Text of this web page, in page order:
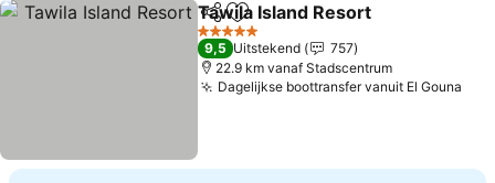
DelenToevoegen aan favorieten
Tawila Island Resort
5 Sterren
9,5 Uitstekend
757
22.9 km vanaf Stadscentrum
Dagelijkse boottransfer vanuit El Gouna